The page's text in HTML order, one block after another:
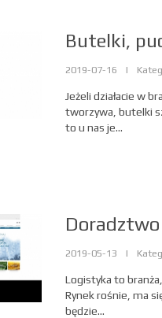
Butelki,
2019-07-16 |
Jeżeli działacie w
tworzywa, butelki
to u nas je...
2019-05-13 |
Logistyka to
Rynek rośnie, ma
będzie...